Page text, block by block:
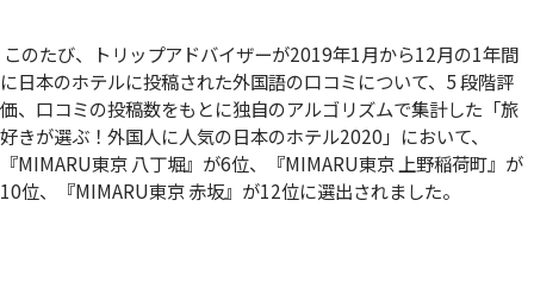
このたび、トリップアドバイザーが2019年1月から12月の1年間
に日本のホテルに投稿された外国語の口コミについて、5 段階評
価、口コミの投稿数をもとに独自のアルゴリズムで集計した「旅
好きが選ぶ！外国人に人気の日本のホテル2020」において、
『MIMARU東京 八丁堀』が6位、『MIMARU東京 上野稲荷町』が
10位、『MIMARU東京 赤坂』が12位に選出されました。